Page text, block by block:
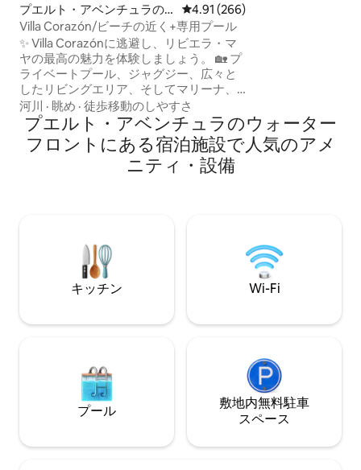
プエルト・アベンチュラの
ヴィラ
レビュー266件、5つ星中4.91つ
4.91 (266)
Villa Corazón/ビーチの近く+専用プール
✨ Villa Corazónに逃避し、リビエラ・マ
ヤの最高の魅力を体験しましょう。 🏡 プ
ライベートプール、ジャグジー、広々と
したリビングエリア、そしてマリーナ、
ビーチ、プエルト・アベンチュラスの最
高のレストランからわずか数分の絶好の
ロケーションをお楽しみください。 ✨ リ
ビエラ・マヤで最も人気のあるAirbnbの
宿泊先のひとつ。プライバシー、快適
だけます。予約可能状況によりご希望に
添えない場合があります。
河川 · 眺め · 徒歩移動のしやすさ
プエルト・アベンチュラのウォーター
フロントにある宿泊施設で人気のアメ
ニティ・設備
キッチン Wi-Fi
プール
敷地内無料駐⁠車
ス⁠ペ⁠ー⁠ス